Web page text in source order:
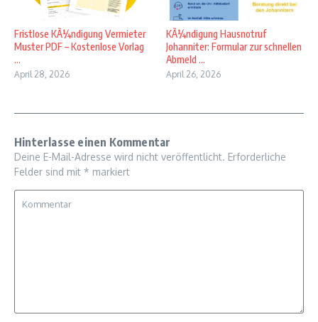
Fristlose KÃ¼ndigung Vermieter
Muster PDF – Kostenlose Vorlag
...
April 28, 2026
KÃ¼ndigung Hausnotruf
Johanniter: Formular zur schnellen
Abmeld ...
April 26, 2026
Hinterlasse einen Kommentar
Deine E-Mail-Adresse wird nicht veröffentlicht. Erforderliche
Felder sind mit * markiert